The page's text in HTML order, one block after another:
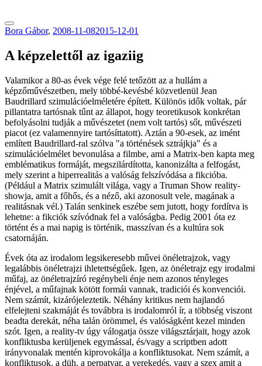
Bora Gábor, 2008-11-082015-12-01
A képzelettől az igaziig
Valamikor a 80-as évek vége felé tetőzött az a hullám a
képzőművészetben, mely többé-kevésbé közvetlenül Jean
Baudrillard szimulációelméletére épített. Különös idők voltak, pár
pillantatra tartósnak tűnt az állapot, hogy teoretikusok konkrétan
befolyásolni tudják a művészetet (nem volt tartós) sőt, művészeti
piacot (ez valamennyire tartósíttatott). Aztán a 90-esek, az imént
említett Baudrillard-ral szólva "a történések sztrájkja" és a
szimulációelmélet bevonulása a filmbe, ami a Matrix-ben kapta meg
emblématikus formáját, megszilárdította, kanonizálta a felfogást,
mely szerint a hiperrealitás a valóság felszívódása a fikcióba.
(Például a Matrix szimulált világa, vagy a Truman Show reality-
showja, amit a főhős, és a néző, aki azonosult vele, magának a
realitásnak vél.) Talán senkinek eszébe sem jutott, hogy fordítva is
lehetne: a fikciók szívódnak fel a valóságba. Pedig 2001 óta ez
történt és a mai napig is történik, masszívan és a kultúra sok
csatornáján.
Évek óta az irodalom legsikeresebb művei önéletrajzok, vagy
legalábbis önéletrajzi ihletettségűek. Igen, az önéletrajz egy irodalmi
műfaj, az önéletrajzíró regénybeli énje nem azonos tényleges
énjével, a műfajnak kötött formái vannak, tradiciói és konvenciói.
Nem számít, kizárójeleztetik. Néhány kritikus nem hajlandó
elfelejteni szakmáját és továbbra is irodalomról ír, a többség viszont
beadta derekát, néha talán örömmel, és valóságként kezel minden
szót. Igen, a reality-tv úgy válogatja össze világsztárjait, hogy azok
konfliktusba kerüljenek egymással, és/vagy a scriptben adott
irányvonalak mentén kiprovokálja a konfliktusokat. Nem számít, a
konfliktusok, a düh, a perpatvar, a verekedés, vagy a szex amit a